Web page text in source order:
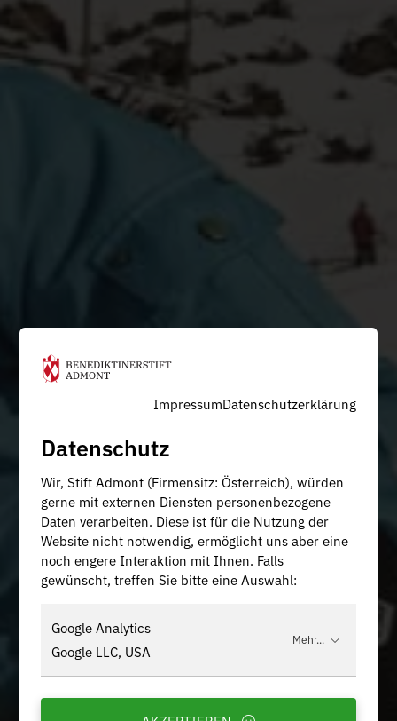
ImpressumDatenschutzerklärung
Datenschutz
Wir, Stift Admont (Firmensitz: Österreich), würden
gerne mit externen Diensten personenbezogene
Daten verarbeiten. Diese ist für die Nutzung der
Website nicht notwendig, ermöglicht uns aber eine
noch engere Interaktion mit Ihnen. Falls
gewünscht, treffen Sie bitte eine Auswahl:
Google Analytics
Google LLC, USA
Mehr...